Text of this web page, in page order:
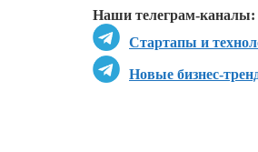
Наши телеграм-каналы:
Стартапы и
Новые бизнес-